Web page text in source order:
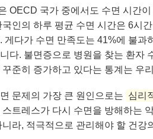
OECD 국가 중에서도 수면 시간
국인의 하루 평균 수면 시간은 6시
게다가 수면 만족도는 41%에 불
다. 불면증으로 병원을 찾는 환자
꾸준히 증가하고 있다는 통계는 우
문제의 가장 큰 원인으로는 심리
스트레스가 다시 수면을 방해하는
니라, 적극적으로 관리해야 할 건강